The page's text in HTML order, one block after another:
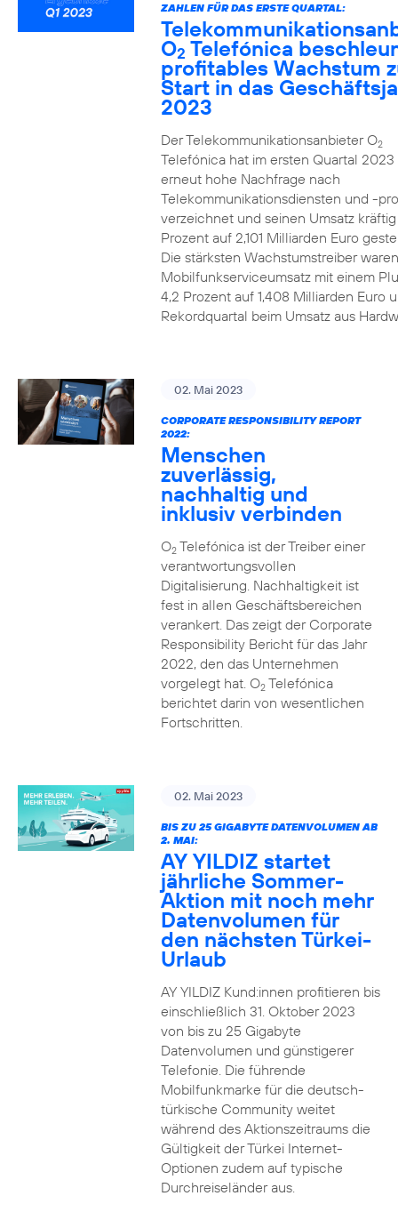
ZAHLEN FÜR DAS ERSTE QUARTAL:
O2 Telefónica
profitables Wachstum
Start in das
2023
Der Telekommunikationsanbieter O2
Telefónica hat im ersten Quartal 2023
erneut hohe Nachfrage nach
Telekommunikationsdiensten und -
verzeichnet und seinen Umsatz
Prozent auf 2,101 Milliarden Euro
Die stärksten Wachstumstreiber
Mobilfunkserviceumsatz mit einem
4,2 Prozent auf 1,408 Milliarden Euro
Rekordquartal beim Umsatz aus
02. Mai 2023
CORPORATE RESPONSIBILITY REPORT
2022:
Menschen
zuverlässig,
nachhaltig und
inklusiv verbinden
O2Telefónica ist der Treiber einer
verantwortungsvollen
Digitalisierung. Nachhaltigkeit ist
fest in allen Geschäftsbereichen
verankert. Das zeigt der Corporate
Responsibility Bericht für das Jahr
2022, den das Unternehmen
vorgelegt hat. O2Telefónica
berichtet darin von wesentlichen
Fortschritten.
02. Mai 2023
BIS ZU 25 GIGABYTE DATENVOLUMEN AB
2. MAI:
AY YILDIZ startet
jährliche Sommer-
Aktion mit noch mehr
Datenvolumen für
den nächsten Türkei-
Urlaub
AY YILDIZ Kund:innen profitieren bis
einschließlich 31. Oktober 2023
von bis zu 25 Gigabyte
Datenvolumen und günstigerer
Telefonie. Die führende
Mobilfunkmarke für die deutsch-
türkische Community weitet
während des Aktionszeitraums die
Gültigkeit der Türkei Internet-
Optionen zudem auf typische
Durchreiseländer aus.